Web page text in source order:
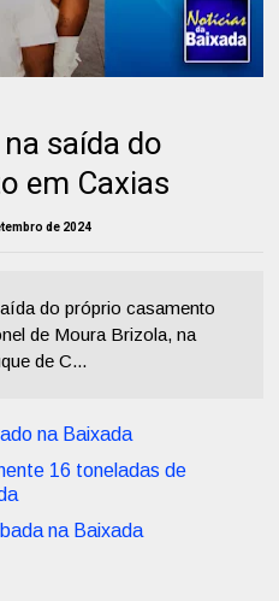
saída do
em Caxias
de 2024
do próprio casamento
de Moura Brizola, na
de C...
na Baixada
16 toneladas de
na Baixada